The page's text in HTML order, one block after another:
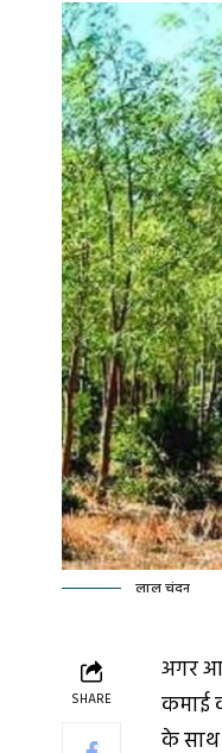
लाल चंदन
SHARE
अगर
कमाई
के साथ